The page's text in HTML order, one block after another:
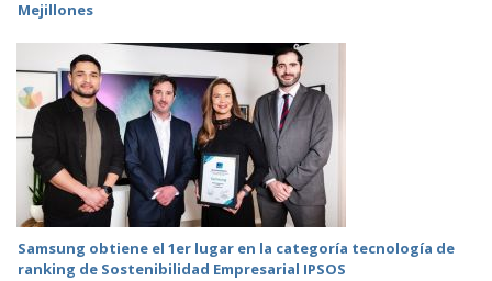
Mejillones
Samsung obtiene el 1er lugar en la categoría tecnología de
ranking de Sostenibilidad Empresarial IPSOS